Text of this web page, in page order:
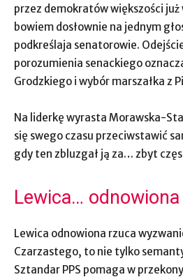
przez demokratów większości już
bowiem dosłownie na jednym
podkreślaja senatorowie.
porozumienia senackiego
Grodzkiego i wybór marszałka z
Na liderkę wyrasta Morawska-
się swego czasu przeciwstawić
gdy ten zbluzgał ją za… zbyt
Lewica…
Lewica odnowiona rzuca
Czarzastego, to nie tylko
Sztandar PPS pomaga w